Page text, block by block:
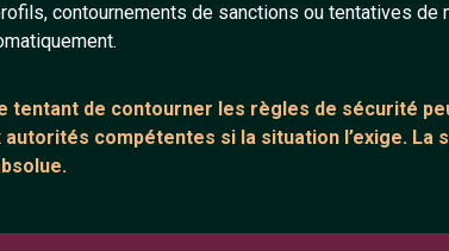
contournements de sanctions ou tentatives de
tentant de contourner les règles de sécurité
autorités compétentes si la situation l’exige.
ANNEXE
Support IRC